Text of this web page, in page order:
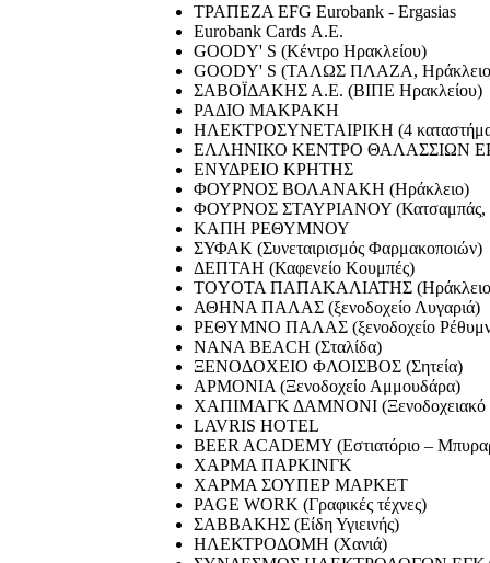
ΤΡΑΠΕΖΑ EFG Eurobank - Ergasias
Eurobank Cards Α.Ε.
GOODY' S (Κέντρο Ηρακλείου)
GOODY' S (ΤΑΛΩΣ ΠΛΑΖΑ,
ΣΑΒΟΪΔΑΚΗΣ Α.Ε. (ΒΙΠΕ Ηρακλείου)
ΡΑΔΙΟ ΜΑΚΡΑΚΗ
ΗΛΕΚΤΡΟΣΥΝΕΤΑΙΡΙΚΗ (4
ΕΛΛΗΝΙΚΟ ΚΕΝΤΡΟ ΘΑΛΑΣΣΙΩΝ
ΕΝΥΔΡΕΙΟ ΚΡΗΤΗΣ
ΦΟΥΡΝΟΣ ΒΟΛΑΝΑΚΗ (Ηράκλειο)
ΦΟΥΡΝΟΣ ΣΤΑΥΡΙΑΝΟΥ (Κατσαμπάς,
ΚΑΠΗ ΡΕΘΥΜΝΟΥ
ΣΥΦΑΚ (Συνεταιρισμός Φαρμακοποιών)
ΔΕΠΤΑΗ (Καφενείο Κουμπές)
TOYOTA ΠΑΠΑΚΑΛΙΑΤΗΣ (Ηράκλειο
ΑΘΗΝΑ ΠΑΛΑΣ (ξενοδοχείο Λυγαριά)
ΡΕΘΥΜΝΟ ΠΑΛΑΣ (ξενοδοχείο
ΝΑΝΑ BEACH (Σταλίδα)
ΞΕΝΟΔΟΧΕΙΟ ΦΛΟΙΣΒΟΣ (Σητεία)
ΑΡΜΟΝΙΑ (Ξενοδοχείο Αμμουδάρα)
ΧΑΠΙΜΑΓΚ ΔΑΜΝΟΝΙ (Ξενοδοχειακό
LAVRIS HOTEL
BEER ACADEMY (Εστιατόριο –
ΧΑΡΜΑ ΠΑΡΚΙΝΓΚ
ΧΑΡΜΑ ΣΟΥΠΕΡ ΜΑΡΚΕΤ
PAGE WORK (Γραφικές τέχνες)
ΣΑΒΒΑΚΗΣ (Είδη Υγιεινής)
ΗΛΕΚΤΡΟΔΟΜΗ (Χανιά)